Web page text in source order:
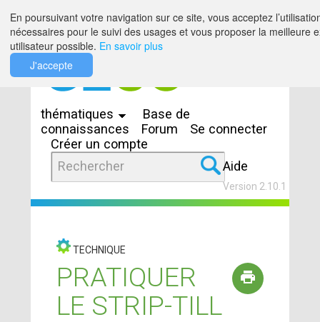
thématiques
Base de
connaissances
Forum
Se connecter
Créer un compte
Aide
Version 2.10.1
TECHNIQUE
PRATIQUER
LE STRIP-TILL
En poursuivant votre navigation sur ce site, vous acceptez
nécessaires pour le suivi des usages et vous proposer la meilleure
utilisateur possible. En savoir plus
J'accepte